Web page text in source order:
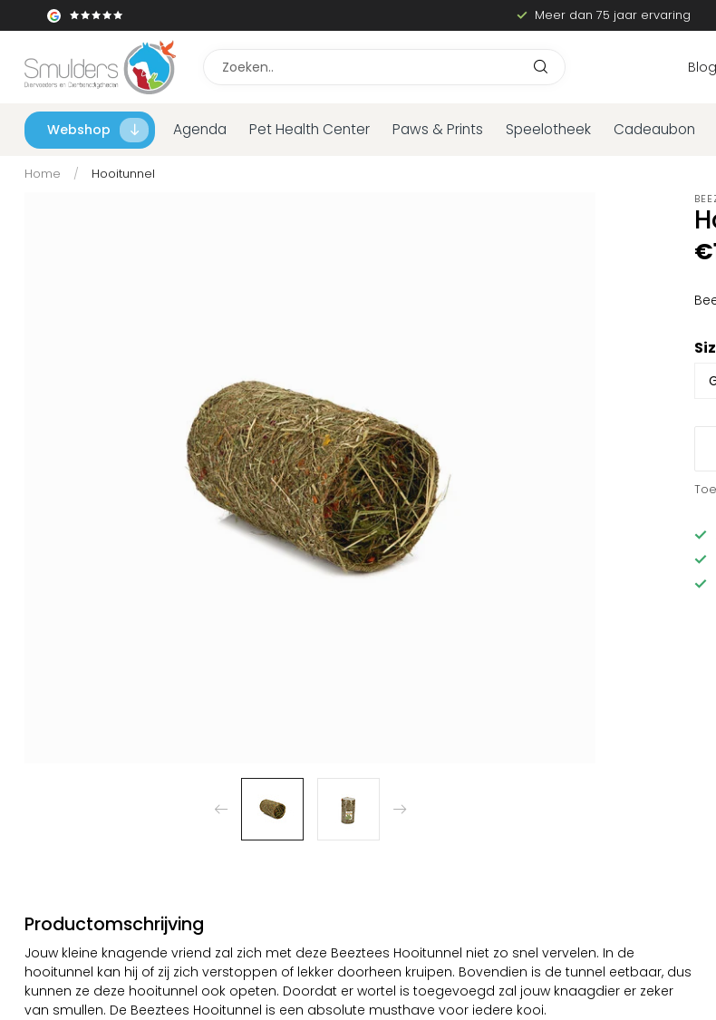
Meer dan 75 jaar ervaring
Blog
Webshop Agenda Pet Health Center Paws & Prints Speelotheek Cadeaubon
Home / Hooitunnel
Productomschrijving
Jouw kleine knagende vriend zal zich met deze Beeztees Hooitunnel niet zo snel vervelen. In de
hooitunnel kan hij of zij zich verstoppen of lekker doorheen kruipen. Bovendien is de tunnel eetbaar, dus
kunnen ze deze hooitunnel ook opeten. Doordat er wortel is toegevoegd zal jouw knaagdier er zeker
van smullen. De Beeztees Hooitunnel is een absolute musthave voor iedere kooi.